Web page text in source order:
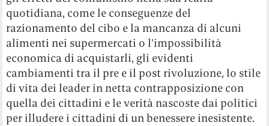
quotidiana, come le conseguenze del
razionamento del cibo e la mancanza di alcuni
alimenti nei supermercati o l’impossibilità
economica di acquistarli, gli evidenti
cambiamenti tra il pre e il post rivoluzione, lo stile
di vita dei leader in netta contrapposizione con
quella dei cittadini e le verità nascoste dai politici
per illudere i cittadini di un benessere inesistente.